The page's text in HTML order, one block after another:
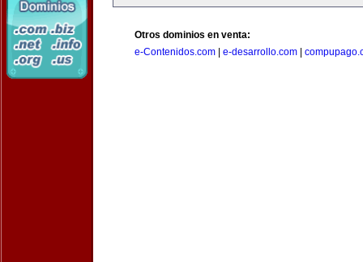
Otros dominios en venta:
e-Contenidos.com
e-desarrollo.com